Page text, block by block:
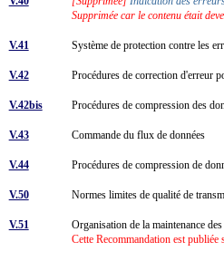
Supprimée car le contenu était
V.41 Système de protection contre les
V.42 Procédures de correction d'erreur
V.42bis Procédures de compression des
V.43 Commande du flux de données
V.44 Procédures de compression de
V.50 Normes limites de qualité de
V.51
Organisation de la maintenance
Cette Recommandation est